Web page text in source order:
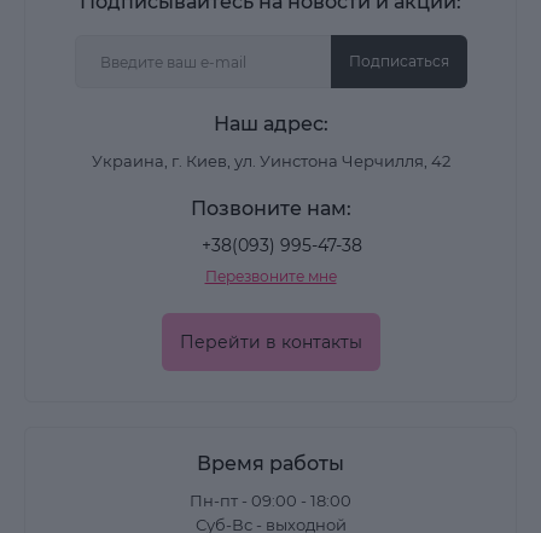
Подписаться
Наш адрес:
Украина, г. Киев, ул. Уинстона Черчилля, 42
Позвоните нам:
+38(093) 995-47-38
Перезвоните мне
Перейти в контакты
Время работы
Пн-пт - 09:00 - 18:00
Суб-Вс - выходной